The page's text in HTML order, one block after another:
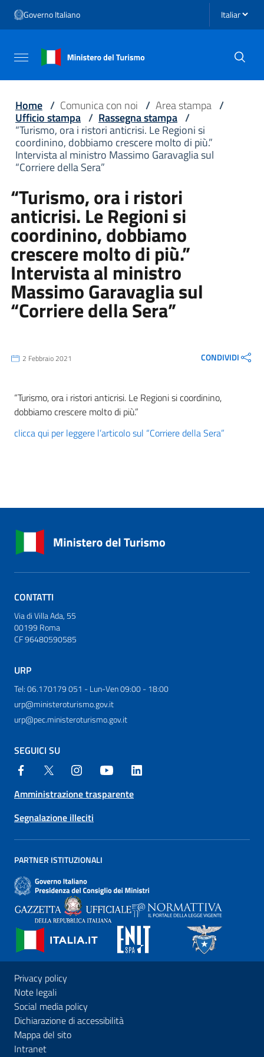
Vai al menu di navigazione
Vai al footer
Governo Italiano Seleziona
Attiva / disattiva la navigazione
Home / Comunica con noi / Area stampa /
Ufficio stampa / Rassegna stampa /
“Turismo, ora i ristori anticrisi. Le Regioni si
coordinino, dobbiamo crescere molto di più.”
Intervista al ministro Massimo Garavaglia sul
“Corriere della Sera”
“Turismo, ora i ristori
anticrisi. Le Regioni si
coordinino, dobbiamo
crescere molto di più.”
Intervista al ministro
Massimo Garavaglia sul
“Corriere della Sera”
2 Febbraio 2021 CONDIVIDI
“Turismo, ora i ristori anticrisi. Le Regioni si coordinino,
dobbiamo crescere molto di più.”
clicca qui per leggere l’articolo sul “Corriere della Sera”
CONTATTI
Via di Villa Ada, 55
00199 Roma
CF 96480590585
URP
Tel: 06.170179 051 - Lun-Ven 09:00 - 18:00
urp@ministeroturismo.gov.it
urp@pec.ministeroturismo.gov.it
SEGUICI SU
Amministrazione trasparente
Segnalazione illeciti
PARTNER ISTITUZIONALI
Privacy policy
Note legali
Social media policy
Dichiarazione di accessibilità
Mappa del sito
Intranet